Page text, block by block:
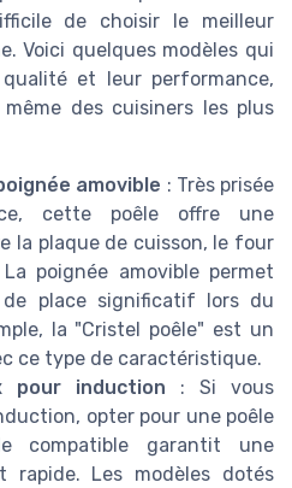
de choisir le meilleur
Voici quelques modèles qui
et leur performance,
des cuisiners les plus
amovible : Très prisée
cette poêle offre une
la plaque de cuisson, le four
poignée amovible permet
place significatif lors du
la "Cristel poêle" est un
ce type de caractéristique.
pour induction : Si vous
opter pour une poêle
compatible garantit une
rapide. Les modèles dotés